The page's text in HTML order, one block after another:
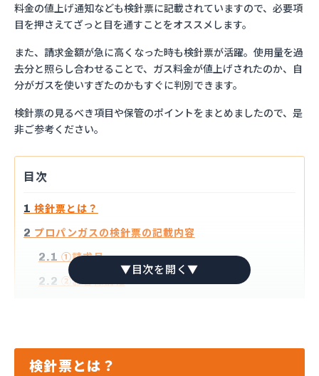
料金の値上げ通知なども検針票に記載されていますので、必要項
目を押さえてざっと目を通すことをオススメします。
また、請求金額が急に高くなった時も検針票が活躍。使用量を過
去分と照らし合わせることで、ガス料金が値上げされたのか、自
分がガスを使いすぎたのかもすぐに判別できます。
検針票の見るべき項目や保管のポイントをまとめましたので、是
非ご参考ください。
目次
1 検針票とは？
2 プロパンガスの検針票の記載内容
2.1 ①請求月
2.2 ②お客様情報
検針票とは？